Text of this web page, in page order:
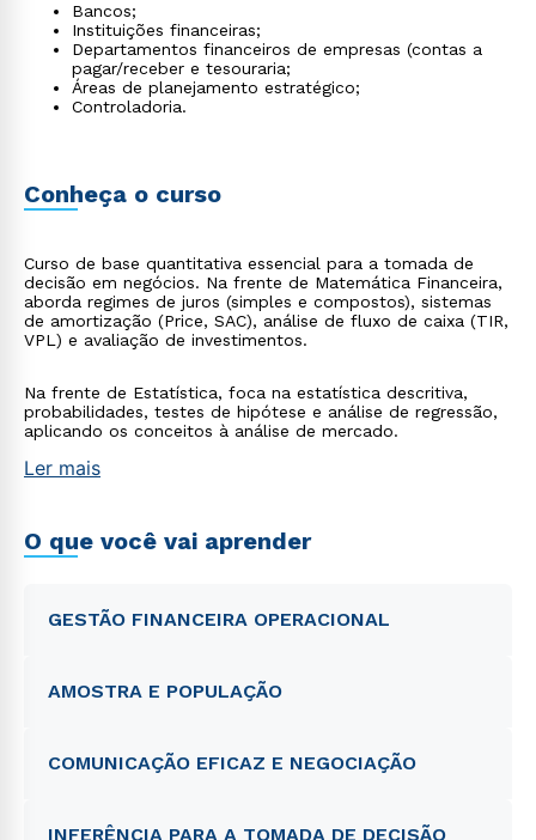
Bancos;
Instituições financeiras;
Departamentos financeiros de empresas (contas a
pagar/receber e tesouraria;
Áreas de planejamento estratégico;
Controladoria.
Conheça o curso
Curso de base quantitativa essencial para a tomada de
decisão em negócios. Na frente de Matemática Financeira,
aborda regimes de juros (simples e compostos), sistemas
de amortização (Price, SAC), análise de fluxo de caixa (TIR,
VPL) e avaliação de investimentos.
Na frente de Estatística, foca na estatística descritiva,
probabilidades, testes de hipótese e análise de regressão,
aplicando os conceitos à análise de mercado.
Ler mais
O que você vai aprender
GESTÃO FINANCEIRA OPERACIONAL
AMOSTRA E POPULAÇÃO
COMUNICAÇÃO EFICAZ E NEGOCIAÇÃO
INFERÊNCIA PARA A TOMADA DE DECISÃO